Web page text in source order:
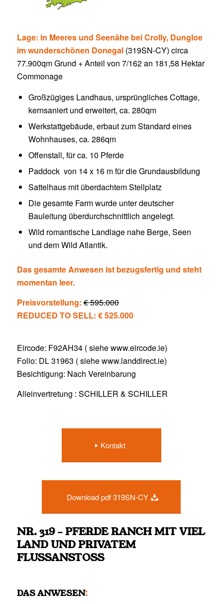
NR. 319 – PFERDE RANCH MIT VIEL
LAND UND PRIVATEM
FLUSSANSTOSS
DAS ANWESEN:
Lage: in Meeres und Seenähe bei Crolly, Dungloe
im wunderschönen Donegal(319SN-CY) circa
77.900qm Grund + Anteil von 7/162 an 181,58 Hektar
Commonage
Großzügiges Landhaus, ursprüngliches Cottage,
kernsaniert und erweitert, ca. 280qm
Werkstattgebäude, erbaut zum Standard eines
Wohnhauses, ca. 286qm
Offenstall, für ca. 10 Pferde
Paddock von 14 x 16 m für die Grundausbildung
Sattelhaus mit überdachtem Stellplatz
Die gesamte Farm wurde unter deutscher
Bauleitung überdurchschnittlich angelegt.
Wild romantische Landlage nahe Berge, Seen
und dem Wild Atlantik.
Das gesamte Anwesen ist bezugsfertig und steht
momentan leer.
Preisvorstellung:€ 595.000
REDUCED TO SELL: € 525.000
Eircode: F92AH34 ( siehe www.eircode.ie)
Folio: DL 31963 ( siehe www.landdirect.ie)
Besichtigung: Nach Vereinbarung
Alleinvertretung : SCHILLER & SCHILLER
Kontakt
Download pdf 319SN-CY